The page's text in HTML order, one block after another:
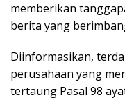
memberikan
berita yang
Diinformasikan,
perusahaan yang
tertaung Pasal 98